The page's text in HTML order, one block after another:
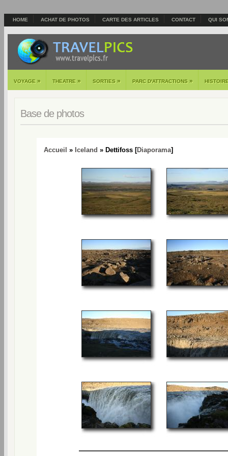
HOME ACHAT DE PHOTOS CARTE DES ARTICLES CONTACT QUI
VOYAGE » THEATRE » SORTIES » PARC D'ATTRACTIONS »
Base de photos
Accueil » Iceland » Dettifoss [Diaporama]